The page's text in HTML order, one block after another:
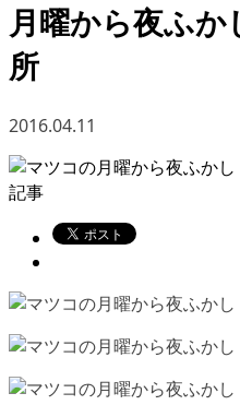
月曜から夜ふ
所
2016.04.11
記事